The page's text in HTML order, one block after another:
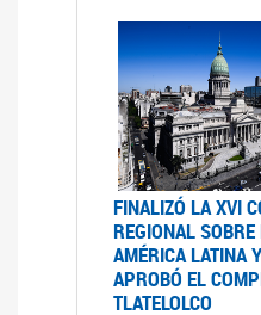
FINALIZÓ LA XVI
REGIONAL
AMÉRICA LATINA
APROBÓ EL
TLATELOLCO